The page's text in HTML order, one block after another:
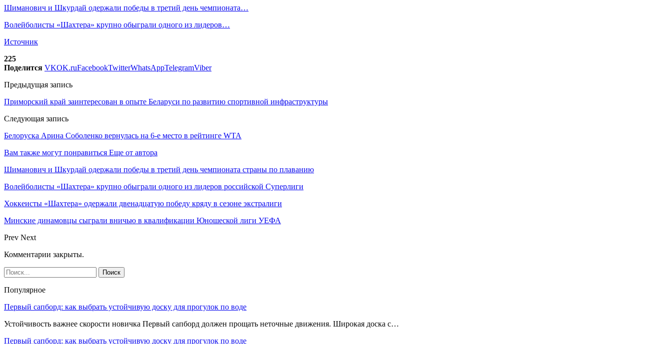
Шиманович и Шкурдай одержали победы в третий день чемпионата…
Волейболисты «Шахтера» крупно обыграли одного из лидеров…
Источник
225
Поделится VKOK.ruFacebookTwitterWhatsAppTelegramViber
Предыдущая запись
Приморский край заинтересован в опыте Беларуси по развитию спортивной инфраструктуры
Следующая запись
Белоруска Арина Соболенко вернулась на 6-е место в рейтинге WTA
Вам также могут понравиться Еще от автора
Шиманович и Шкурдай одержали победы в третий день чемпионата страны по плаванию
Волейболисты «Шахтера» крупно обыграли одного из лидеров российской Суперлиги
Хоккеисты «Шахтера» одержали двенадцатую победу кряду в сезоне экстралиги
Минские динамовцы сыграли вничью в квалификации Юношеской лиги УЕФА
Prev Next
Комментарии закрыты.
Популярное
Первый сапборд: как выбрать устойчивую доску для прогулок по воде
Устойчивость важнее скорости новичка Первый сапборд должен прощать неточные движения. Широкая доска с…
Первый сапборд: как выбрать устойчивую доску для прогулок по воде